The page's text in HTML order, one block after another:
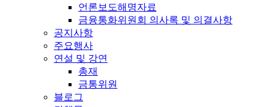
언론보도해명자료
금융통화위원회 의사록 및 의결사항
공지사항
주요행사
연설 및 강연
총재
금통위원
블로그